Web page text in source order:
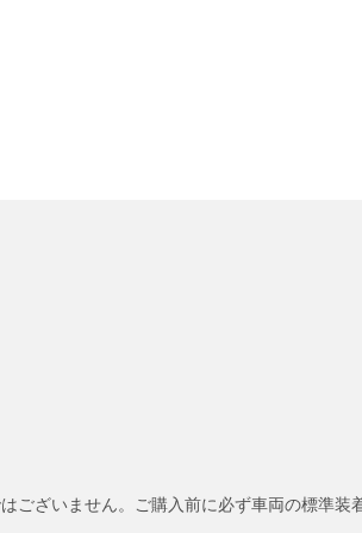
ざいません。ご購入前に必ず車両の標準装